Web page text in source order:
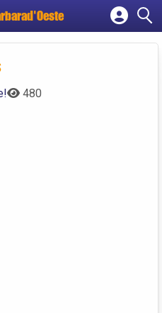
empresa
conta
480